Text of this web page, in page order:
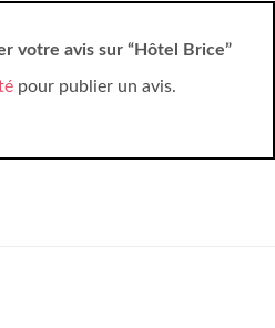
votre avis sur “Hôtel Brice”
pour publier un avis.